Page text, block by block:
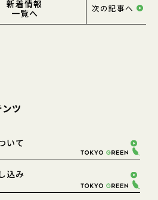
新着情報
一覧へ
次の記事へ
ツ
いて
込み